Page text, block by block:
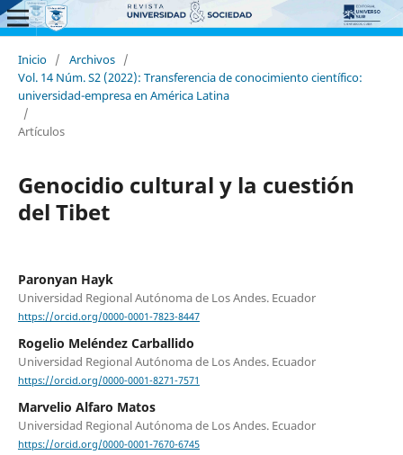
Inicio / Archivos /
Vol. 14 Núm. S2 (2022): Transferencia de conocimiento científico:
universidad-empresa en América Latina
/
Artículos
Genocidio cultural y la cuestión
del Tibet
Paronyan Hayk
Universidad Regional Autónoma de Los Andes. Ecuador
https://orcid.org/0000-0001-7823-8447
Rogelio Meléndez Carballido
Universidad Regional Autónoma de Los Andes. Ecuador
https://orcid.org/0000-0001-8271-7571
Marvelio Alfaro Matos
Universidad Regional Autónoma de Los Andes. Ecuador
https://orcid.org/0000-0001-7670-6745